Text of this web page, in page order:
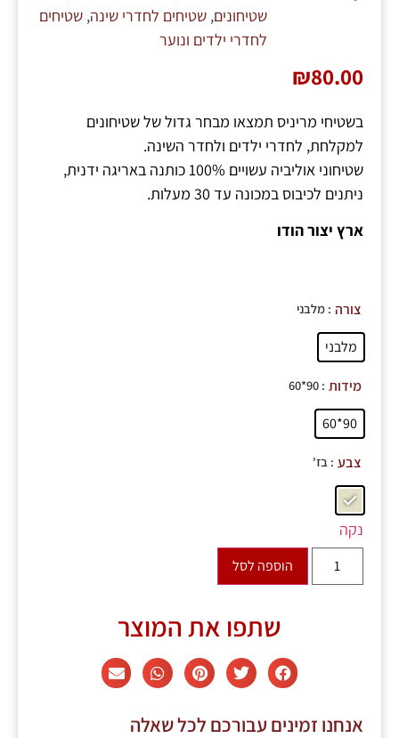
שטיחונים, שטיחים לחדרי שינה, שטיחים
לחדרי ילדים ונוער
₪80.00
בשטיחי מריניס תמצאו מבחר גדול של שטיחונים
למקלחת, לחדרי ילדים ולחדר השינה.
שטיחוני אוליביה עשויים 100% כותנה באריגה ידנית,
ניתנים לכיבוס במכונה עד 30 מעלות.
ארץ יצור הודו
צורה : מלבני
מלבני
מידות : 90*60
90*60
צבע : בז'
נקה
הוספה לסל
שתפו את המוצר
אנחנו זמינים עבורכם לכל שאלה